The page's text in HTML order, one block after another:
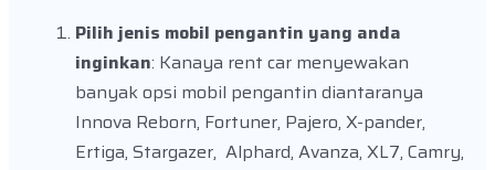
Pilih jenis mobil pengantin yang anda
inginkan: Kanaya rent car menyewakan
banyak opsi mobil pengantin diantaranya
Innova Reborn, Fortuner, Pajero, X-pander,
Ertiga, Stargazer, Alphard, Avanza, XL7, Camry,